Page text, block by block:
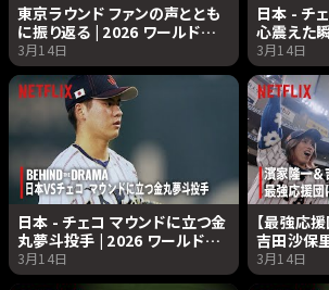
東京ラウンド ファンの声ととも
に振り返る | 2026 ワールドベ
ースボールクラシック |
Netflix Japan
3月14日
日本 - チ
心震えた
ールドベ
| Netflix
3月14日
日本 - チェコ マウンドに立つ金
丸夢斗投手 | 2026 ワールドベ
ースボールクラシック |
Netflix Japan
3月14日
【最強応
吉田沙保
ワールド
ク |
3月14日